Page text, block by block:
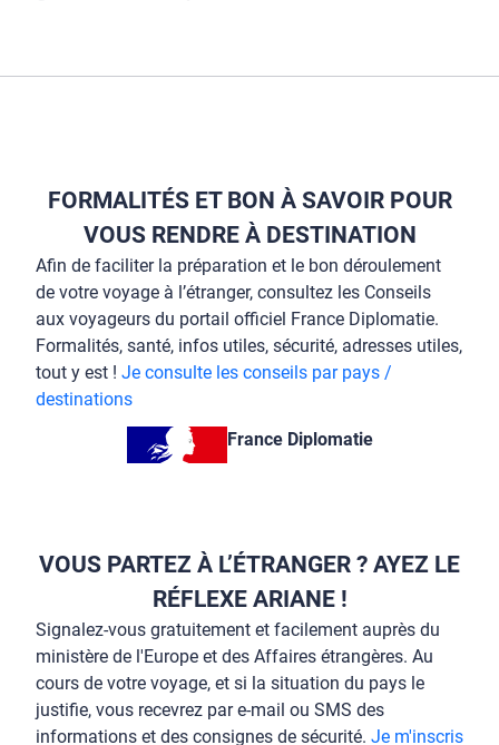
FORMALITÉS ET BON À SAVOIR POUR
VOUS RENDRE À DESTINATION
Afin de faciliter la préparation et le bon déroulement
de votre voyage à l’étranger, consultez les Conseils
aux voyageurs du portail officiel France Diplomatie.
Formalités, santé, infos utiles, sécurité, adresses utiles,
tout y est ! Je consulte les conseils par pays /
destinations
France Diplomatie
VOUS PARTEZ À L’ÉTRANGER ? AYEZ LE
RÉFLEXE ARIANE !
Signalez-vous gratuitement et facilement auprès du
ministère de l'Europe et des Affaires étrangères. Au
cours de votre voyage, et si la situation du pays le
justifie, vous recevrez par e-mail ou SMS des
informations et des consignes de sécurité.
Je m'inscris